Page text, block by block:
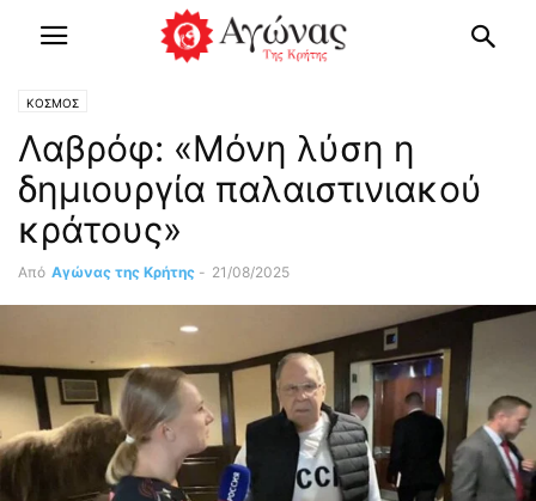
ΚΟΣΜΟΣ
Λαβρόφ: «Μόνη λύση η
δημιουργία παλαιστινιακού
κράτους»
Από Αγώνας της Κρήτης - 21/08/2025